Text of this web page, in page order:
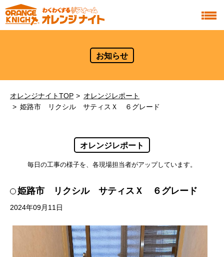
お知らせ
オレンジナイトTOP
オレンジレポート
姫路市 リクシル サティスＸ ６グレード
オレンジレポート
毎日の工事の様子を、各現場担当者がアップしています。
姫路市 リクシル サティスＸ ６グレード
2024年09月11日